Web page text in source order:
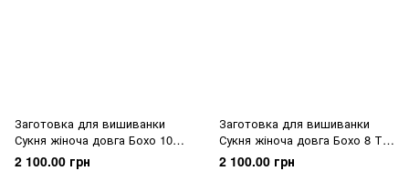
Заготовка для вишиванки
Сукня жіноча довга Бохо 10
ТМ "Світанок"
2 100.00 грн
Заготовка для вишиванки
Сукня жіноча довга Бохо 8 ТМ
"Світанок"
2 100.00 грн